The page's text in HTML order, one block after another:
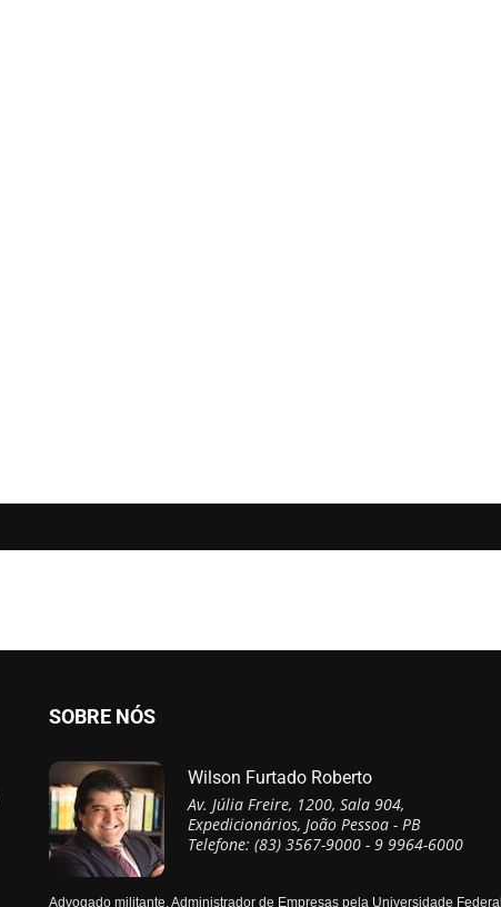
SOBRE NÓS
Wilson Furtado Roberto
Av. Júlia Freire, 1200, Sala 904,
Expedicionários, João Pessoa - PB
Telefone: (83) 3567-9000 - 9 9964-6000
Advogado militante, Administrador de Empresas pela Universidade Federal